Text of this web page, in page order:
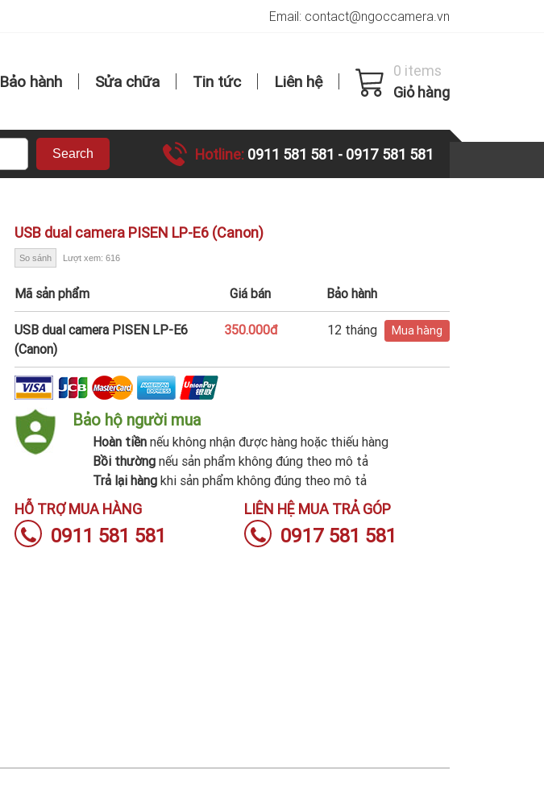
Email: contact@ngoccamera.vn
Bảo hành Sửa chữa Tin tức Liên hệ
0 items
Giỏ hàng
Search Hotline: 0911 581 581 - 0917 581 581
USB dual camera PISEN LP-E6 (Canon)
So sánh Lượt xem: 616
Mã sản phẩm Giá bán Bảo hành
USB dual camera PISEN LP-E6
(Canon)
350.000đ 12 tháng Mua hàng
Bảo hộ người mua
Hoàn tiền nếu không nhận được hàng hoặc thiếu hàng
Bồi thường nếu sản phẩm không đúng theo mô tả
Trả lại hàng khi sản phẩm không đúng theo mô tả
HỖ TRỢ MUA HÀNG
0911 581 581
LIÊN HỆ MUA TRẢ GÓP
0917 581 581